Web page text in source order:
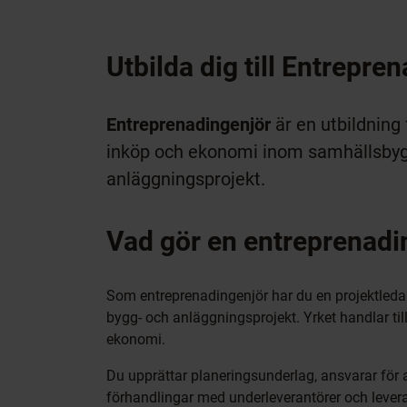
Utbilda dig till
Entreprenadingenjör är en
inköp och ekonomi inom
anläggningsprojekt.
Vad gör en
Som entreprenadingenjör har du en
bygg- och anläggningsprojekt. Yrket handlar
ekonomi.
Du upprättar planeringsunderlag, ansvarar
förhandlingar med underleverantörer och